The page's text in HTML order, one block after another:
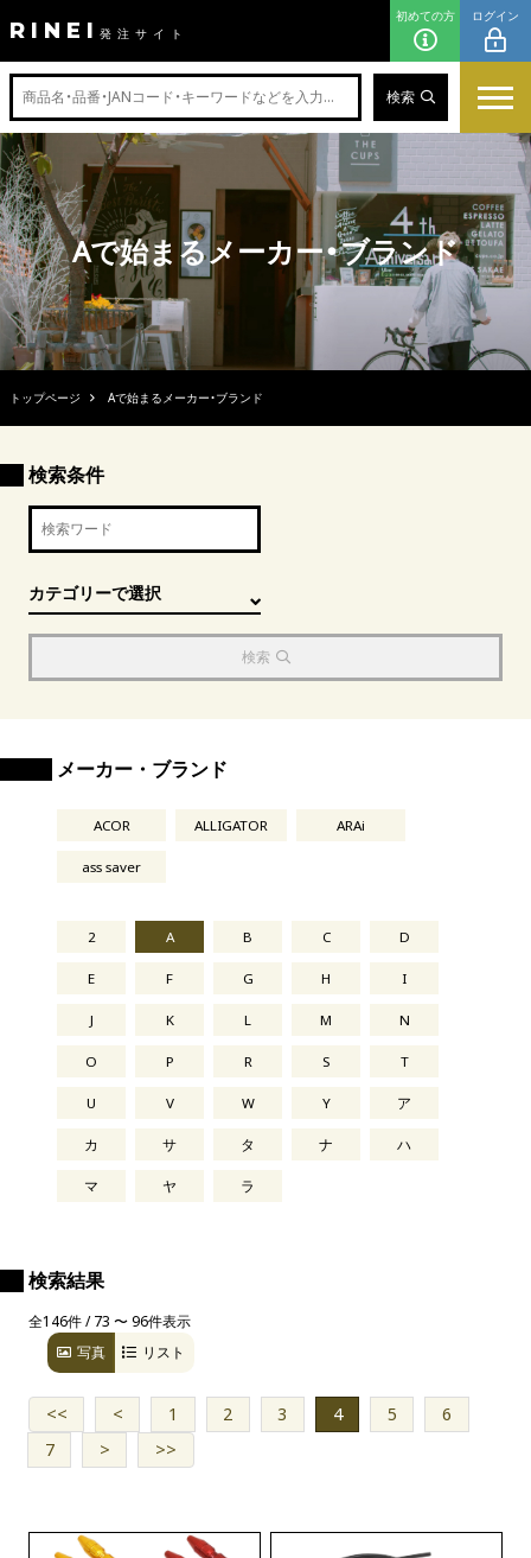
RINEI 発注サイト
初めての方 ログイン
検索
Aで始まるメーカー・ブランド
トップページ Aで始まるメーカー・ブランド
検索条件
検索
メーカー・ブランド
ACOR ALLIGATOR ARAi
ass saver
2 A B C D
E F G H I
J K L M N
O P R S T
U V W Y ア
カ サ タ ナ ハ
マ ヤ ラ
検索結果
全146件 / 73 〜 96件表示
写真
リスト
<< < 1 2 3 4 5
6
7
> >>